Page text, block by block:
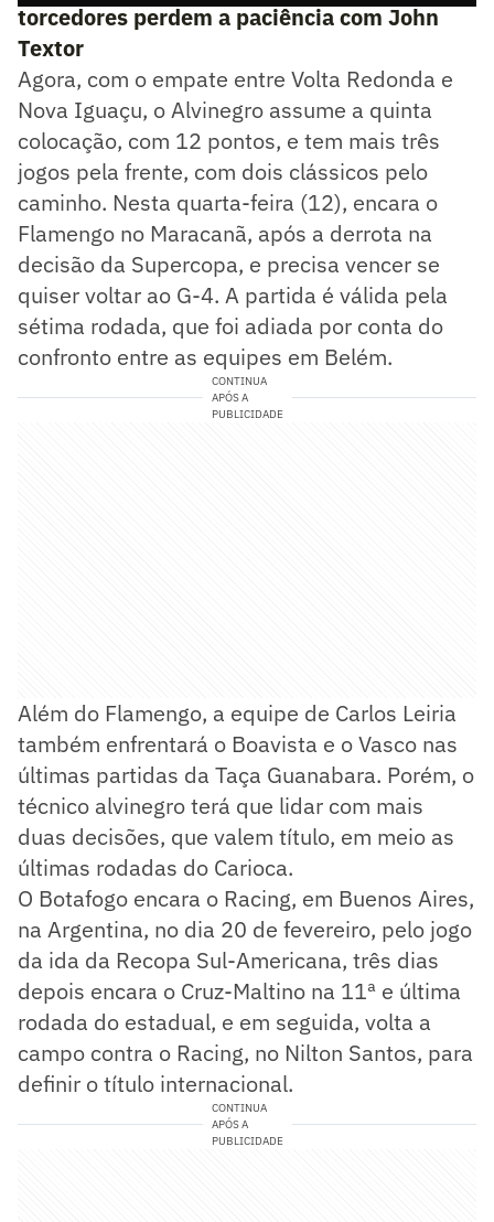
torcedores perdem a paciência com John
Textor
Agora, com o empate entre Volta Redonda e
Nova Iguaçu, o Alvinegro assume a quinta
colocação, com 12 pontos, e tem mais três
jogos pela frente, com dois clássicos pelo
caminho. Nesta quarta-feira (12), encara o
Flamengo no Maracanã, após a derrota na
decisão da Supercopa, e precisa vencer se
quiser voltar ao G-4. A partida é válida pela
sétima rodada, que foi adiada por conta do
confronto entre as equipes em Belém.
CONTINUA
APÓS A
PUBLICIDADE
Além do Flamengo, a equipe de Carlos Leiria
também enfrentará o Boavista e o Vasco nas
últimas partidas da Taça Guanabara. Porém, o
técnico alvinegro terá que lidar com mais
duas decisões, que valem título, em meio as
últimas rodadas do Carioca.
O Botafogo encara o Racing, em Buenos Aires,
na Argentina, no dia 20 de fevereiro, pelo jogo
da ida da Recopa Sul-Americana, três dias
depois encara o Cruz-Maltino na 11ª e última
rodada do estadual, e em seguida, volta a
campo contra o Racing, no Nilton Santos, para
definir o título internacional.
CONTINUA
APÓS A
PUBLICIDADE